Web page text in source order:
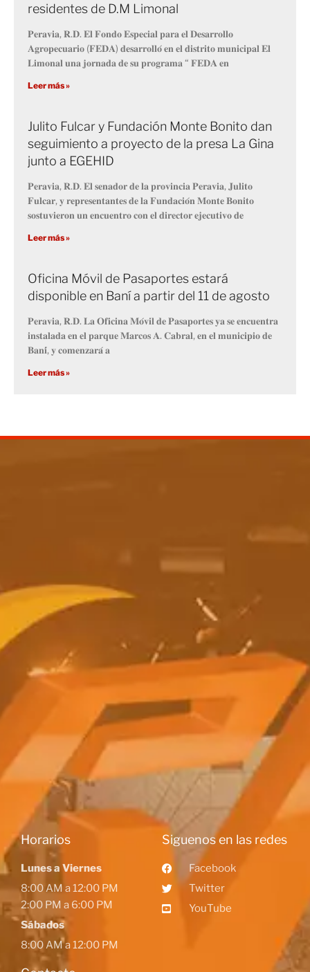
residentes de D.M Limonal
𝐏𝐞𝐫𝐚𝐯𝐢𝐚, 𝐑.𝐃. 𝐄𝐥 𝐅𝐨𝐧𝐝𝐨 𝐄𝐬𝐩𝐞𝐜𝐢𝐚𝐥 𝐩𝐚𝐫𝐚 𝐞𝐥 𝐃𝐞𝐬𝐚𝐫𝐫𝐨𝐥𝐥𝐨
𝐀𝐠𝐫𝐨𝐩𝐞𝐜𝐮𝐚𝐫𝐢𝐨 (𝐅𝐄𝐃𝐀) 𝐝𝐞𝐬𝐚𝐫𝐫𝐨𝐥𝐥𝐨́ 𝐞𝐧 𝐞𝐥 𝐝𝐢𝐬𝐭𝐫𝐢𝐭𝐨 𝐦𝐮𝐧𝐢𝐜𝐢𝐩𝐚𝐥 𝐄𝐥
𝐋𝐢𝐦𝐨𝐧𝐚𝐥 𝐮𝐧𝐚 𝐣𝐨𝐫𝐧𝐚𝐝𝐚 𝐝𝐞 𝐬𝐮 𝐩𝐫𝐨𝐠𝐫𝐚𝐦𝐚 “ 𝐅𝐄𝐃𝐀 𝐞𝐧
Leer más »
Julito Fulcar y Fundación Monte Bonito dan
seguimiento a proyecto de la presa La Gina
junto a EGEHID
𝐏𝐞𝐫𝐚𝐯𝐢𝐚, 𝐑.𝐃. 𝐄𝐥 𝐬𝐞𝐧𝐚𝐝𝐨𝐫 𝐝𝐞 𝐥𝐚 𝐩𝐫𝐨𝐯𝐢𝐧𝐜𝐢𝐚 𝐏𝐞𝐫𝐚𝐯𝐢𝐚, 𝐉𝐮𝐥𝐢𝐭𝐨
𝐅𝐮𝐥𝐜𝐚𝐫, 𝐲 𝐫𝐞𝐩𝐫𝐞𝐬𝐞𝐧𝐭𝐚𝐧𝐭𝐞𝐬 𝐝𝐞 𝐥𝐚 𝐅𝐮𝐧𝐝𝐚𝐜𝐢𝐨́𝐧 𝐌𝐨𝐧𝐭𝐞 𝐁𝐨𝐧𝐢𝐭𝐨
𝐬𝐨𝐬𝐭𝐮𝐯𝐢𝐞𝐫𝐨𝐧 𝐮𝐧 𝐞𝐧𝐜𝐮𝐞𝐧𝐭𝐫𝐨 𝐜𝐨𝐧 𝐞𝐥 𝐝𝐢𝐫𝐞𝐜𝐭𝐨𝐫 𝐞𝐣𝐞𝐜𝐮𝐭𝐢𝐯𝐨 𝐝𝐞
Leer más »
Oficina Móvil de Pasaportes estará
disponible en Baní a partir del 11 de agosto
𝐏𝐞𝐫𝐚𝐯𝐢𝐚, 𝐑.𝐃. 𝐋𝐚 𝐎𝐟𝐢𝐜𝐢𝐧𝐚 𝐌𝐨́𝐯𝐢𝐥 𝐝𝐞 𝐏𝐚𝐬𝐚𝐩𝐨𝐫𝐭𝐞𝐬 𝐲𝐚 𝐬𝐞 𝐞𝐧𝐜𝐮𝐞𝐧𝐭𝐫𝐚
𝐢𝐧𝐬𝐭𝐚𝐥𝐚𝐝𝐚 𝐞𝐧 𝐞𝐥 𝐩𝐚𝐫𝐪𝐮𝐞 𝐌𝐚𝐫𝐜𝐨𝐬 𝐀. 𝐂𝐚𝐛𝐫𝐚𝐥, 𝐞𝐧 𝐞𝐥 𝐦𝐮𝐧𝐢𝐜𝐢𝐩𝐢𝐨 𝐝𝐞
𝐁𝐚𝐧𝐢́, 𝐲 𝐜𝐨𝐦𝐞𝐧𝐳𝐚𝐫𝐚́ 𝐚
Leer más »
Horarios
Lunes a Viernes
8:00 AM a 12:00 PM
2:00 PM a 6:00 PM
Sábados
8:00 AM a 12:00 PM
Siguenos en las redes
Facebook
Twitter
YouTube